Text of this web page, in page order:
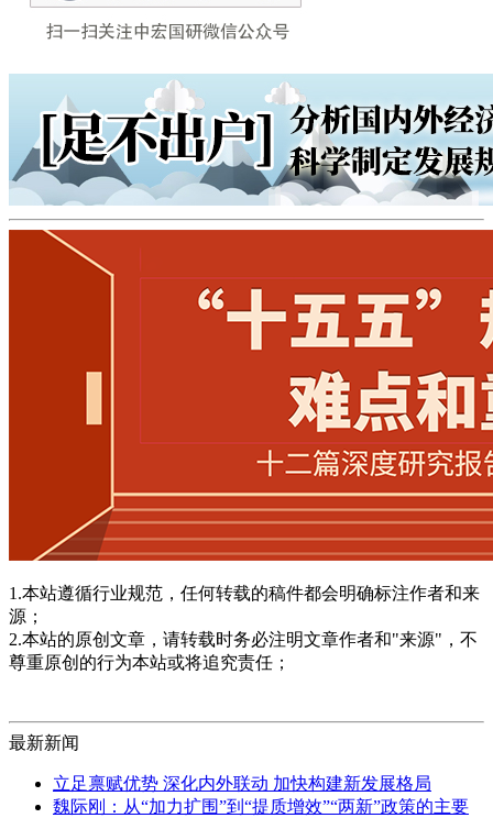
1.本站遵循行业规范，任何转载的稿件都会明确标注作者和来
源；
2.本站的原创文章，请转载时务必注明文章作者和"来源"，不
尊重原创的行为本站或将追究责任；
最新新闻
立足禀赋优势 深化内外联动 加快构建新发展格局
魏际刚：从“加力扩围”到“提质增效”“两新”政策的主要